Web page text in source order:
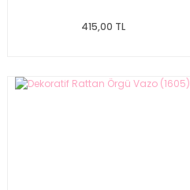
415,00 TL